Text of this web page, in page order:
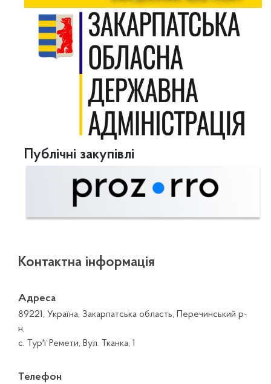
Публічні закупівлі
Контактна інформація
Адреса
89221, Україна, Закарпатська область, Перечинський р-
н,
с. Тур'ї Ремети, Вул. Тканка, 1
Телефон